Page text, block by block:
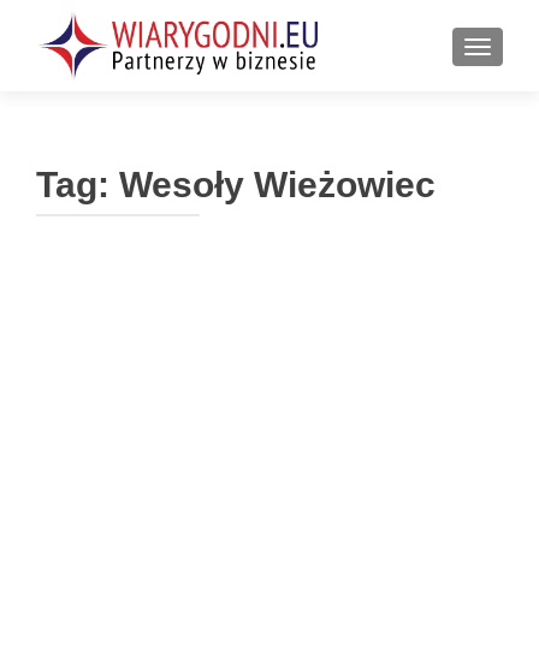
Tag: Wesoły Wieżowiec